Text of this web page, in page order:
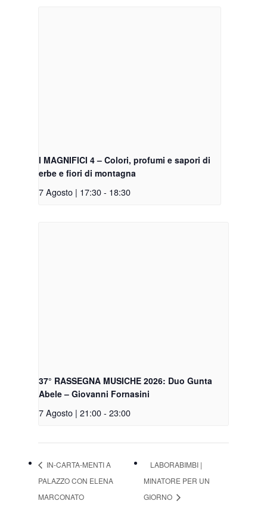
I MAGNIFICI 4 – Colori, profumi e sapori di
erbe e fiori di montagna
7 Agosto | 17:30- 18:30
37° RASSEGNA MUSICHE 2026: Duo Gunta
Abele – Giovanni Fornasini
7 Agosto | 21:00- 23:00
IN-CARTA-MENTI A
PALAZZO CON ELENA
MARCONATO
LABORABIMBI |
MINATORE PER UN
GIORNO